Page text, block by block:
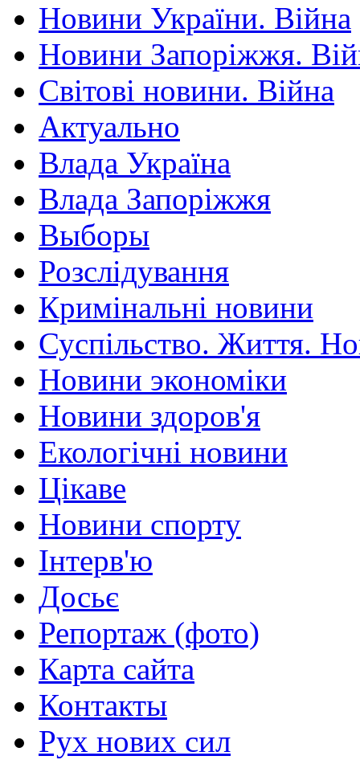
Новини України. Війна
Новини Запоріжжя.
Світові новини. Війна
Актуально
Влада Україна
Влада Запоріжжя
Выборы
Розслідування
Кримінальні новини
Суспільство. Життя.
Новини экономіки
Новини здоров'я
Екологічні новини
Цікаве
Новини спорту
Інтерв'ю
Досьє
Репортаж (фото)
Карта сайта
Контакты
Рух нових сил